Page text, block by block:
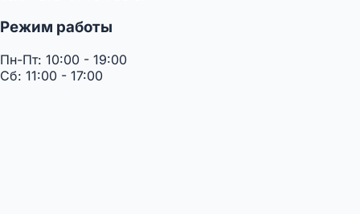
Режим работы
Пн-Пт: 10:00 - 19:00
Сб: 11:00 - 17:00